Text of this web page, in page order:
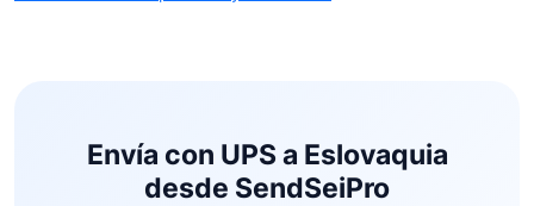
Envía con UPS a Eslovaquia
desde SendSeiPro